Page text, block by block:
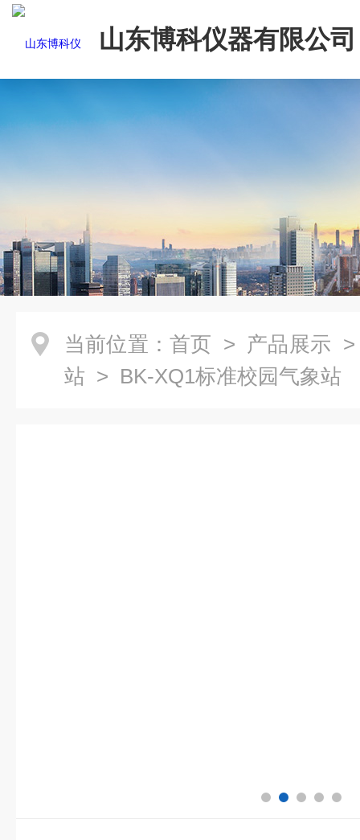
山东博科仪器有限公司
当前位置： 首页 > 产品展示
站 > BK-XQ1标准校园气象站